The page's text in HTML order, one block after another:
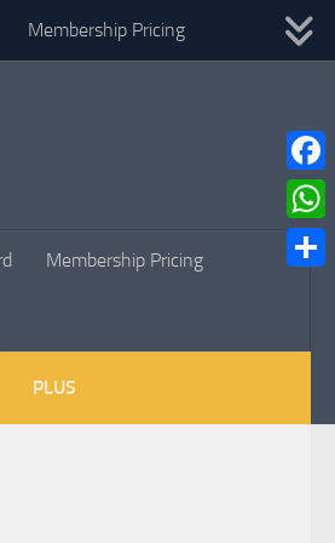
Membership Pricing
Membership Pricing
PLUS